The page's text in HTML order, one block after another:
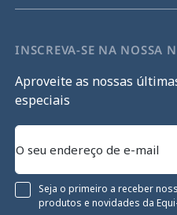
INSCREVA-SE NA NOSSA
Aproveite as nossas
especiais
Seja o primeiro a receber
produtos e novidades da